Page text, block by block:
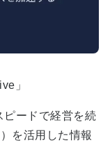
」
ピードで経営を続
を活用した情報